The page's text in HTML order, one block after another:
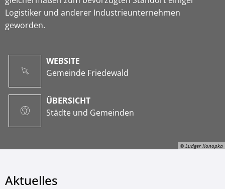
© Ludger Konopka
Logistiker und anderer Industrieunternehmen
geworden.
WEBSITE
Gemeinde Friedewald
ÜBERSICHT
Städte und Gemeinden
Aktuelles